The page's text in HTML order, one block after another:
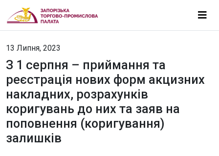
13 Липня, 2023
З 1 серпня – приймання та
реєстрація нових форм акцизних
накладних, розрахунків
коригувань до них та заяв на
поповнення (коригування)
залишків